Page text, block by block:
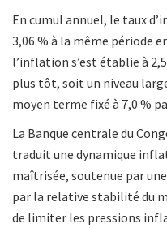
En cumul annuel, le taux
3,06 % à la même période
l’inflation s’est établie à
plus tôt, soit un niveau
moyen terme fixé à 7,0 %
La Banque centrale du
traduit une dynamique
maîtrisée, soutenue par
par la relative stabilité du
de limiter les pressions